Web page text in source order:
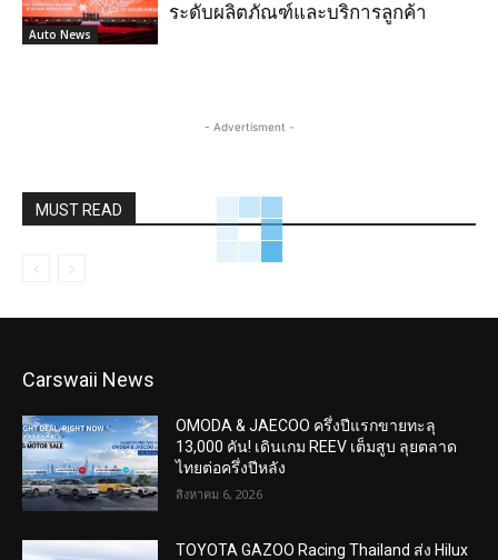
Auto News
ระดับผลิตภัณฑ์และบริการลูกค้า
- Advertisment -
MUST READ
Carswaii News
OMODA & JAECOO ครึ่งปีแรกขายทะลุ
13,000 คัน! เดินเกม REEV เต็มสูบ ลุยตลาด
ไทยต่อครึ่งปีหลัง
สิงหาคม 6, 2026
TOYOTA GAZOO Racing Thailand ส่ง Hilux